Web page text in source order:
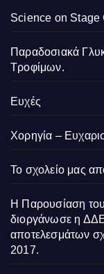
Science on Stage
Παραδοσιακά
Τροφίμων.
Ευχές
Χορηγία –
Το σχολείο μας
Η Παρουσίαση
διοργάνωσε η
αποτελεσμάτων
2017.